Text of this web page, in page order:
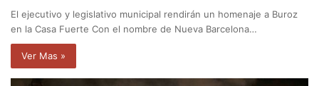
El ejecutivo y legislativo municipal rendirán un homenaje a Buroz
en la Casa Fuerte Con el nombre de Nueva Barcelona…
Ver Mas »